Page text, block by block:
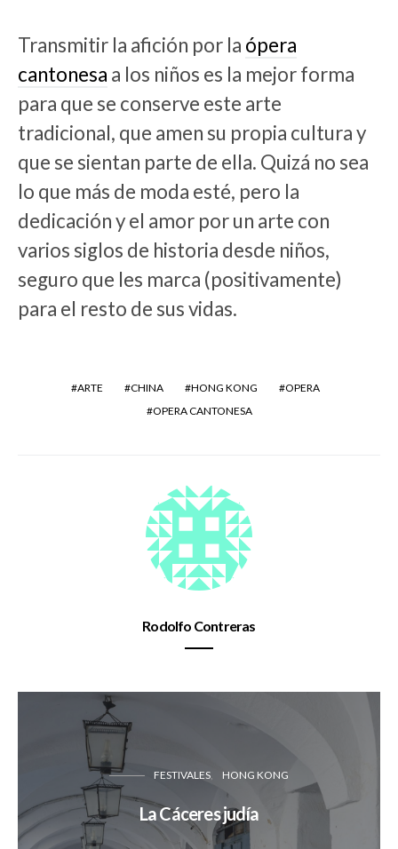
Transmitir la afición por la ópera
cantonesa a los niños es la mejor forma
para que se conserve este arte
tradicional, que amen su propia cultura y
que se sientan parte de ella. Quizá no sea
lo que más de moda esté, pero la
dedicación y el amor por un arte con
varios siglos de historia desde niños,
seguro que les marca (positivamente)
para el resto de sus vidas.
ARTE CHINA HONG KONG
OPERA
OPERA CANTONESA
Rodolfo Contreras
FESTIVALES HONG KONG
La Cáceres judía